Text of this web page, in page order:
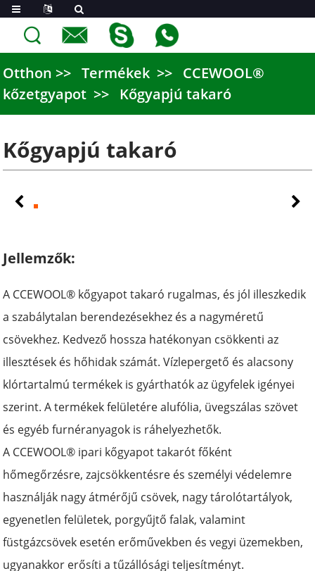
Otthon Termékek
CCEWOOL®
kőzetgyapot
Kőgyapjú takaró
Kőgyapjú takaró
Jellemzők:
A CCEWOOL® kőgyapot takaró rugalmas, és jól illeszkedik
a szabálytalan berendezésekhez és a nagyméretű
csövekhez. Kedvező hossza hatékonyan csökkenti az
illesztések és hőhidak számát. Vízlepergető és alacsony
klórtartalmú termékek is gyárthatók az ügyfelek igényei
szerint. A termékek felületére alufólia, üvegszálas szövet
és egyéb furnéranyagok is ráhelyezhetők.
A CCEWOOL® ipari kőgyapot takarót főként
hőmegőrzésre, zajcsökkentésre és személyi védelemre
használják nagy átmérőjű csövek, nagy tárolótartályok,
egyenetlen felületek, porgyűjtő falak, valamint
füstgázcsövek esetén erőművekben és vegyi üzemekben,
ugyanakkor erősíti a tűzállósági teljesítményt.